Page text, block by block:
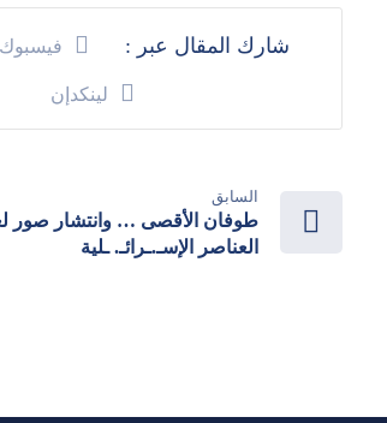
فيسبوك
لينكدإن
السابق
طوفان الأقصى … وانتشار صور
العناصر الإسـ.ـرائـ. ـلية